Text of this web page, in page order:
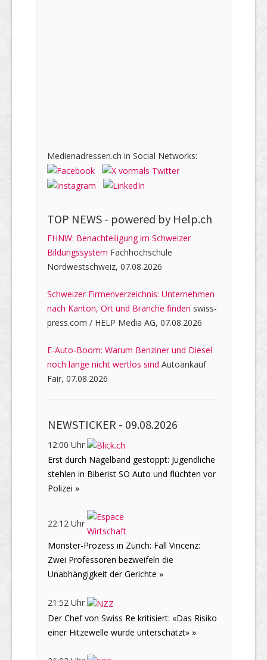
Medienadressen.ch in Social Networks:
TOP NEWS - powered by Help.ch
FHNW: Benachteiligung im Schweizer
Bildungssystem Fachhochschule
Nordwestschweiz, 07.08.2026
Schweizer Firmenverzeichnis: Unternehmen
nach Kanton, Ort und Branche finden swiss-
press.com / HELP Media AG, 07.08.2026
E-Auto-Boom: Warum Benziner und Diesel
noch lange nicht wertlos sind Autoankauf
Fair, 07.08.2026
NEWSTICKER - 09.08.2026
12:00 Uhr
Erst durch Nagelband gestoppt: Jugendliche
stehlen in Biberist SO Auto und flüchten vor
Polizei »
22:12 Uhr
Monster-Prozess in Zürich: Fall Vincenz:
Zwei Professoren bezweifeln die
Unabhängigkeit der Gerichte »
21:52 Uhr
Der Chef von Swiss Re kritisiert: «Das Risiko
einer Hitzewelle wurde unterschätzt» »